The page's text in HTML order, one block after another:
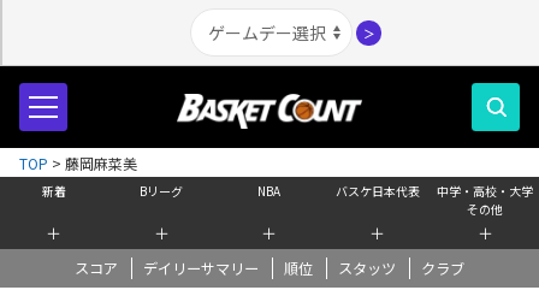
＞
新着
＋
Bリーグ
＋
NBA
＋
バスケ日本代表
＋
中学・高校・大学
その他
＋
スコア デイリーサマリー 順位 スタッツ クラブ
TOP > 藤岡麻菜美